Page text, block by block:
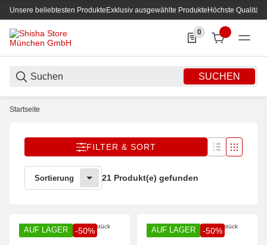
Unsere beliebtesten ProdukteExklusiv ausgewählte ProdukteHöchste Qualität
SUCHEN
0
0 Produkte in der
Startseite
FILTER & SORT
Sortierung 21 Produkt(e) gefunden
AUF LAGER -50% AUF LAGER -50%